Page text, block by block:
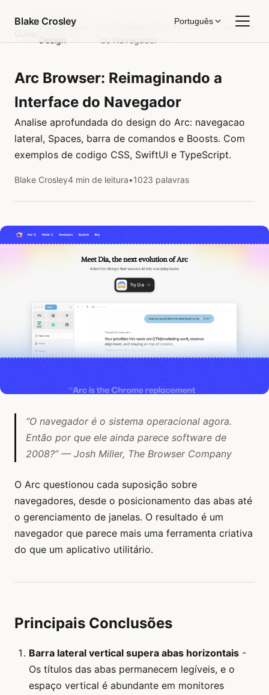
Blake Crosley
Português
Princípios de
Design
Arc Browser: Reimaginando a Interface
do Navegador
Arc Browser: Reimaginando a
Interface do Navegador
Analise aprofundada do design do Arc: navegacao
lateral, Spaces, barra de comandos e Boosts. Com
exemplos de codigo CSS, SwiftUI e TypeScript.
Blake Crosley4 min de leitura•1023 palavras
“O navegador é o sistema operacional agora.
Então por que ele ainda parece software de
2008?” — Josh Miller, The Browser Company
O Arc questionou cada suposição sobre
navegadores, desde o posicionamento das abas até
o gerenciamento de janelas. O resultado é um
navegador que parece mais uma ferramenta criativa
do que um aplicativo utilitário.
Principais Conclusões
Barra lateral vertical supera abas horizontais -
Os títulos das abas permanecem legíveis, e o
espaço vertical é abundante em monitores